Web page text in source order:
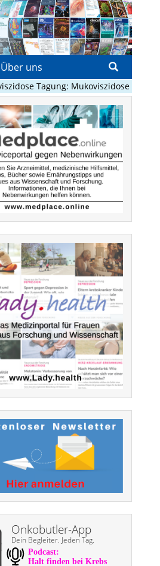
Über uns
Tagung: Mukoviszidose neu
Onkobutler-App
Dein Begleiter. Jeden Tag.